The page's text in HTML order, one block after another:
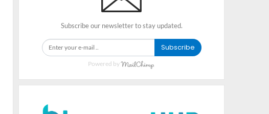
Subscribe our newsletter to stay updated.
Subscribe
Powered by